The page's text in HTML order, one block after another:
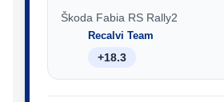
Škoda Fabia RS Rally2
Recalvi Team
+18.3